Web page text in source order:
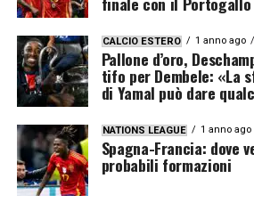
CALCIO ESTERO 1 anno ago
Pallone d’oro,
tifo per Dembele: «La
di Yamal può dare
NATIONS LEAGUE 1 anno ago
Spagna-Francia: dove
probabili formazioni